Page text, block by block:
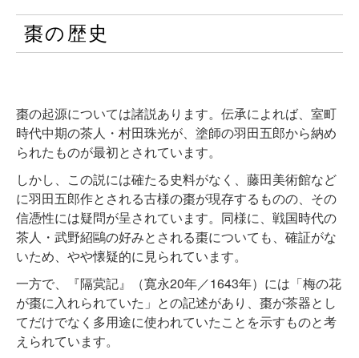
棗の歴史
棗の起源については諸説あります。伝承によれば、室町
時代中期の茶人・村田珠光が、塗師の羽田五郎から納め
られたものが最初とされています。
しかし、この説には確たる史料がなく、藤田美術館など
に羽田五郎作とされる古様の棗が現存するものの、その
信憑性には疑問が呈されています。同様に、戦国時代の
茶人・武野紹鷗の好みとされる棗についても、確証がな
いため、やや懐疑的に見られています。
一方で、『隔蓂記』（寛永20年／1643年）には「梅の花
が棗に入れられていた」との記述があり、棗が茶器とし
てだけでなく多用途に使われていたことを示すものと考
えられています。